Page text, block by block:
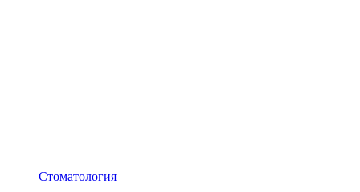
Стоматология